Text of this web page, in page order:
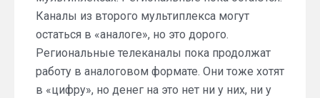
Каналы из второго мультиплекса могут
остаться в «аналоге», но это дорого.
Региональные телеканалы пока продолжат
работу в аналоговом формате. Они тоже хотят
в «цифру», но денег на это нет ни у них, ни у